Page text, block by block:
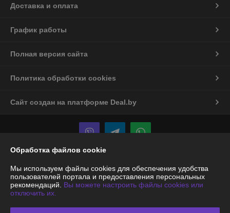
Доставка и оплата
График работы
Полная версия сайта
Политика обработки cookies
Сайт создан на платформе Deal.by
Информация для покупателя
Юридическое лицо:ООО «Энергодартрейд»
220019, г. Минск, ул. Монтажников, д. 9, оф.74
Регистрационный номер ЕГР: 192945051
Обработка файлов cookie
Мы используем файлы cookies для обеспечения удобства
пользователей портала и предоставления персональных
рекомендаций. Вы можете настроить файлы cookies или
отключить их.